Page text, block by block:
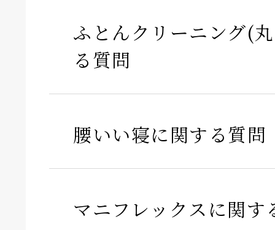
ふとんクリーニング(
る質問
腰いい寝に関する質問
マニフレックスに関す